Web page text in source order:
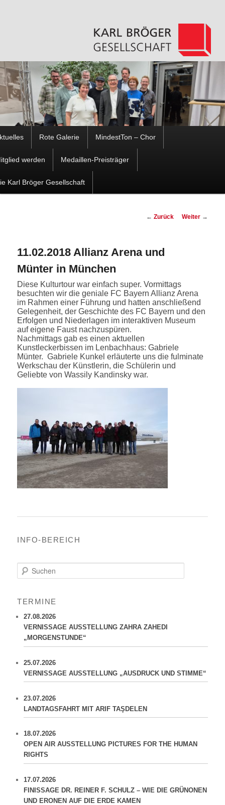
Zum
wechseln
Zum
Inhalt
Rote Galerie MindestTon – Chor
werden Medaillen-Preisträger
Karl Bröger Gesellschaft
Beitragsnavigation
← Zurück Weiter →
11.02.2018 Allianz Arena und
Münter in München
Diese Kulturtour war einfach super. Vormittags
besuchten wir die geniale FC Bayern Allianz Arena
im Rahmen einer Führung und hatten anschließend
Gelegenheit, der Geschichte des FC Bayern und den
Erfolgen und Niederlagen im interaktiven Museum
auf eigene Faust nachzuspüren.
Nachmittags gab es einen aktuellen
Kunstleckerbissen im Lenbachhaus: Gabriele
Münter. Gabriele Kunkel erläuterte uns die fulminate
Werkschau der Künstlerin, die Schülerin und
Geliebte von Wassily Kandinsky war.
INFO-BEREICH
u
e
n
TERMINE
27.08.2026
VERNISSAGE AUSSTELLUNG ZAHRA ZAHEDI
„MORGENSTUNDE“
25.07.2026
VERNISSAGE AUSSTELLUNG „AUSDRUCK UND STIMME“
23.07.2026
LANDTAGSFAHRT MIT ARIF TAŞDELEN
18.07.2026
OPEN AIR AUSSTELLUNG PICTURES FOR THE HUMAN
RIGHTS
17.07.2026
FINISSAGE DR. REINER F. SCHULZ – WIE DIE GRÜNONEN
UND ERONEN AUF DIE ERDE KAMEN